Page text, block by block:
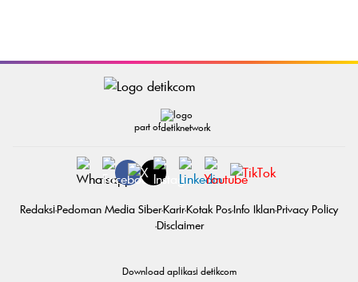
part of
RedaksiPedoman Media SiberKarirKotak PosInfo IklanPrivacy Policy
Disclaimer
Download aplikasi detikcom